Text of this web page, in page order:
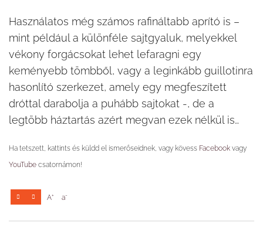
Használatos még számos rafináltabb aprító is –
mint például a különféle sajtgyaluk, melyekkel
vékony forgácsokat lehet lefaragni egy
keményebb tömbből, vagy a leginkább guillotinra
hasonlító szerkezet, amely egy megfeszített
dróttal darabolja a puhább sajtokat -, de a
legtöbb háztartás azért megvan ezek nélkül is…
Ha tetszett, kattints és küldd el ismerőseidnek, vagy kövess Facebook vagy
YouTube csatornámon!
A+ a-